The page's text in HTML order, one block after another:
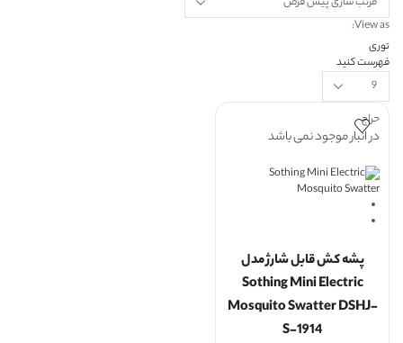
View as:
توری
فهرست کنید
حراج
در انبار موجود نمی باشد
پشه کش قابل شارژ مدل
Sothing Mini Electric
Mosquito Swatter DSHJ-
S-1914